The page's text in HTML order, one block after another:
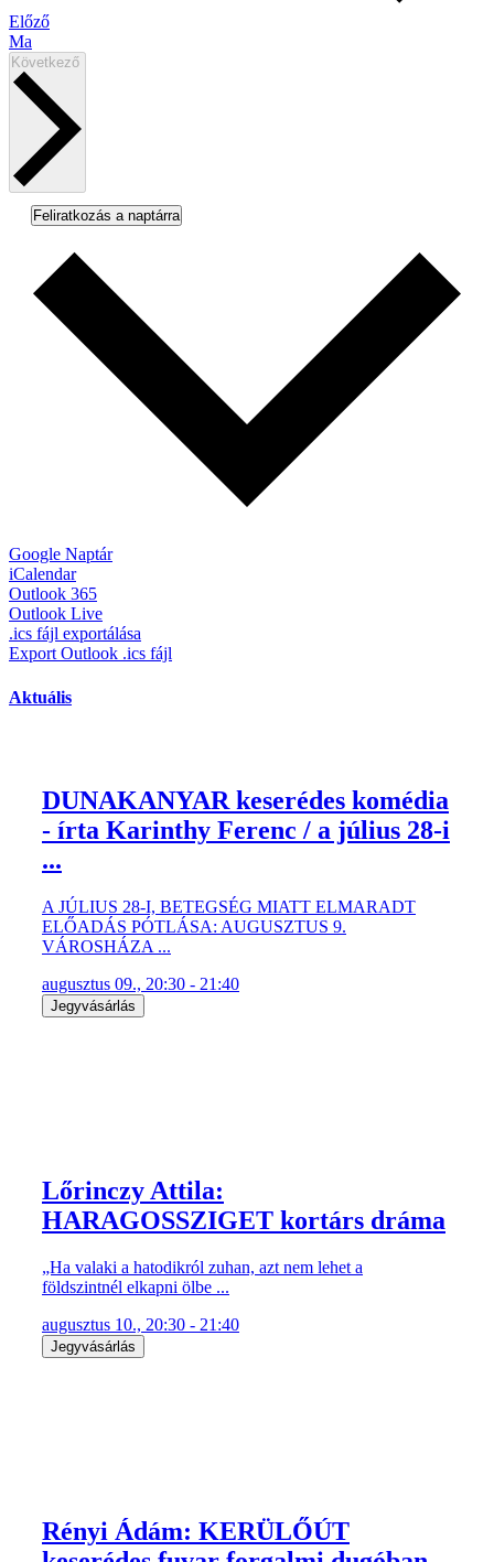
ElőzőEsemények
Ma
Következő
Feliratkozás a naptárra
Google Naptár
iCalendar
Outlook 365
Outlook Live
.ics fájl exportálása
Export Outlook .ics fájl
Aktuális
DUNAKANYAR keserédes komédia
- írta Karinthy Ferenc / a július 28-i
...
A JÚLIUS 28-I, BETEGSÉG MIATT ELMARADT
ELŐADÁS PÓTLÁSA: AUGUSZTUS 9.
VÁROSHÁZA ...
augusztus 09., 20:30 - 21:40
Jegyvásárlás
Lőrinczy Attila:
HARAGOSSZIGET kortárs dráma
„Ha valaki a hatodikról zuhan, azt nem lehet a
földszintnél elkapni ölbe ...
augusztus 10., 20:30 - 21:40
Jegyvásárlás
Rényi Ádám: KERÜLŐÚT